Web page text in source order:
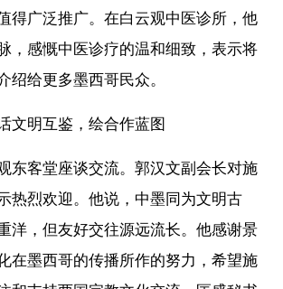
得广泛推广。在白云观中医诊所，他
，感慨中医诊疗的温和细致，表示将
绍给更多墨西哥民众。
文明互鉴，绘合作蓝图
东客堂座谈交流。郭汉文副会长对施
热烈欢迎。他说，中墨同为文明古
洋，但友好交往源远流长。他感谢景
在墨西哥的传播所作的努力，希望施